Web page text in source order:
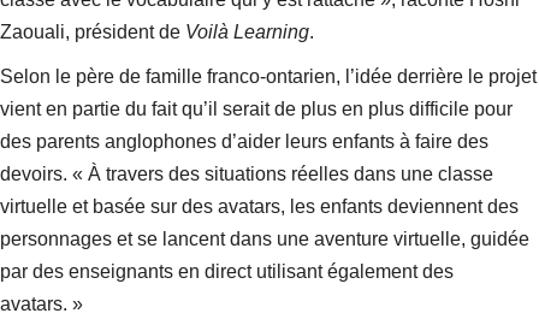
Zaouali, président de Voilà Learning.
Selon le père de famille franco-ontarien, l’idée derrière le projet
vient en partie du fait qu’il serait de plus en plus difficile pour
des parents anglophones d’aider leurs enfants à faire des
devoirs. « À travers des situations réelles dans une classe
virtuelle et basée sur des avatars, les enfants deviennent des
personnages et se lancent dans une aventure virtuelle, guidée
par des enseignants en direct utilisant également des
avatars. »